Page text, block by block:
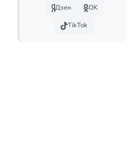
Дзен
OK
TikTok